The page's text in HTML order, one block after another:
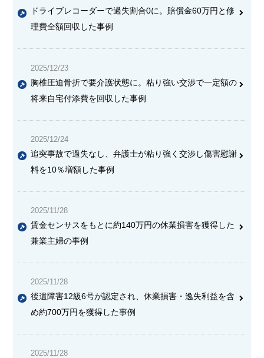
ドライブレコーダーで過失割合0に。賠償金60万円と修
理費全額回収した事例
2025/12/23
胸椎圧迫骨折で要介護状態に。粘り強い交渉で一定額の
将来自宅付添費を回収した事例
2025/12/24
追突事故で過失なし、弁護士が粘り強く交渉し傷害慰謝
料を10％増額した事例
2025/11/28
賃金センサスをもとに約140万円の休業損害を獲得した
兼業主婦の事例
2025/11/28
後遺障害12級6号が認定され、休業損害・逸失利益を含
め約700万円を獲得した事例
2025/11/28